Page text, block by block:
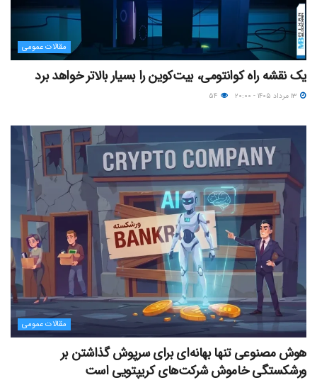
مقالات عمومی
یک نقشه راه کوانتومی، بیت‌کوین را بسیار بالاتر خواهد برد
مقالات عمومی
هوش مصنوعی تنها بهانه‌ای برای سرپوش گذاشتن بر
ورشکستگی خاموش شرکت‌های کریپتویی است